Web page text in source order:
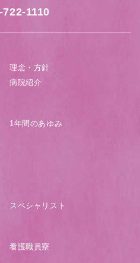
1110
理念・方針
病院紹介
1年間のあゆみ
スペシャリスト
看護職員寮